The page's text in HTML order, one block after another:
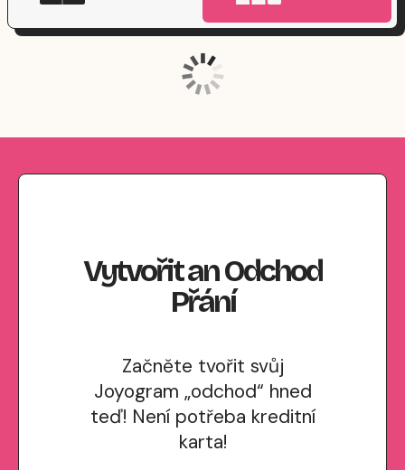
VytvořitanOdchod
Přání
Začněte tvořit svůj
Joyogram „odchod“ hned
teď! Není potřeba kreditní
karta!